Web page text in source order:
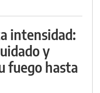
intensidad:
y
fuego hasta